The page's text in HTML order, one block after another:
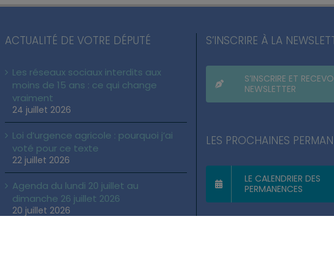
ACTUALITÉ DE VOTRE DÉPUTÉ
Les réseaux sociaux interdits aux
moins de 15 ans : ce qui change
vraiment
24 juillet 2026
Loi d’urgence agricole : pourquoi j’ai
voté pour ce texte
22 juillet 2026
Agenda du lundi 20 juillet au
dimanche 26 juillet 2026
20 juillet 2026
S’INSCRIRE À LA
S’INSCRIRE ET
NEWSLETTER
LES PROCHAINES
LE CALENDRIER DES
PERMANENCES